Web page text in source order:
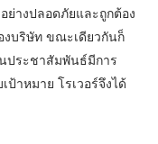
ย่างปลอดภัยและถูกต้อง
บริษัท ขณะเดียวกันก็
ประชาสัมพันธ์มีการ
ป้าหมาย โรเวอร์จึงได้